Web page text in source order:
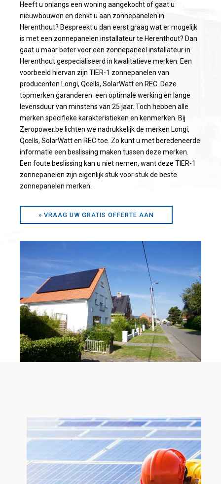
Heeft u onlangs een woning aangekocht of gaat u
nieuwbouwen en denkt u aan zonnepanelen in
Herenthout? Bespreekt u dan eerst graag wat er mogelijk
is met een zonnepanelen installateur te Herenthout? Dan
gaat u maar beter voor een zonnepaneel installateur in
Herenthout gespecialiseerd in kwalitatieve merken. Een
voorbeeld hiervan zijn TIER-1 zonnepanelen van
producenten Longi, Qcells, SolarWatt en REC. Deze
topmerken garanderen een optimale werking en lange
levensduur van minstens van 25 jaar. Toch hebben alle
merken specifieke karakteristieken en kenmerken. Bij
Zeropower.be lichten we nadrukkelijk de merken Longi,
Qcells, SolarWatt en REC toe. Zo kunt u met beredeneerde
informatie een beslissing maken tussen deze merken.
Een foute beslissing kan u niet nemen, want deze TIER-1
zonnepanelen zijn eigenlijk stuk voor stuk de beste
zonnepanelen merken.
» VRAAG UW GRATIS OFFERTE AAN